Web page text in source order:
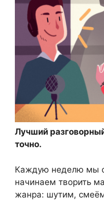
Лучший
точно.
Каждую неделю мы
начинаем творить
жанра: шутим,